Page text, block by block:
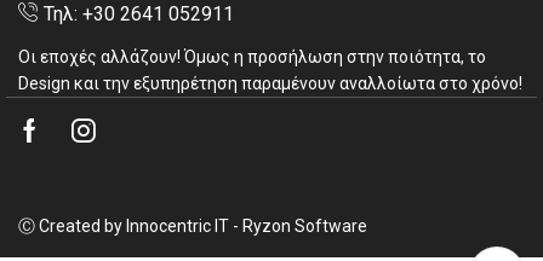
Τηλ: +30 2641 052911
Οι εποχές αλλάζουν! Όμως η προσήλωση στην ποιότητα, το
Design και την εξυπηρέτηση παραμένουν αναλλοίωτα στο χρόνο!
Facebook
Ⓒ Created by Innocentric IT - Ryzon Software